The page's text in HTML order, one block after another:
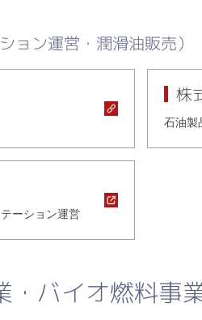
ョン運営・潤滑油販売）
株
石油製
ーション運営
・バイオ燃料事